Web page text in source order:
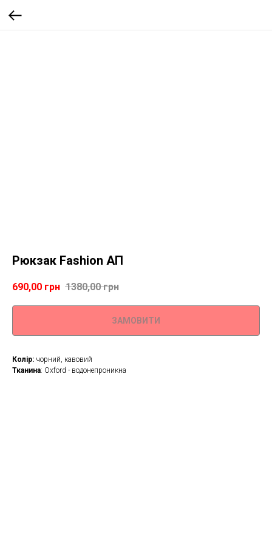
Рюкзак Fashion АП
690,00 грн 1380,00 грн
ЗАМОВИТИ
Колір: чорний, кавовий
Тканина: Oxford - водонепроникна